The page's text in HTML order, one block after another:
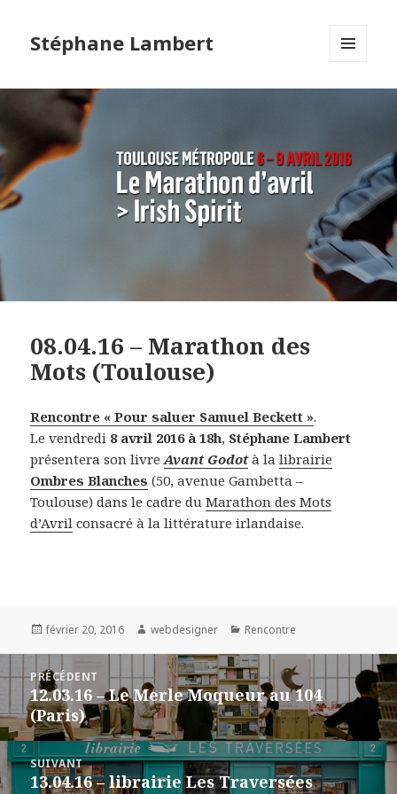
Stéphane Lambert
08.04.16 – Marathon des
Mots (Toulouse)
Rencontre « Pour saluer Samuel Beckett ».
Le vendredi 8 avril 2016 à 18h, Stéphane Lambert
présentera son livreAvant Godotà lalibrairie
Ombres Blanches (50, avenue Gambetta –
Toulouse) dans le cadre duMarathon des Mots
d’Avril consacré à la littérature irlandaise.
Publié
février 20, 2016 Auteur
webdesigner Catégories
Rencontre
l’article
PRÉCÉDENT
Article
précédent :
12.03.16 – Le Merle Moqueur au 104
(Paris)
SUIVANT
Article
13.04.16 – librairie Les Traversées